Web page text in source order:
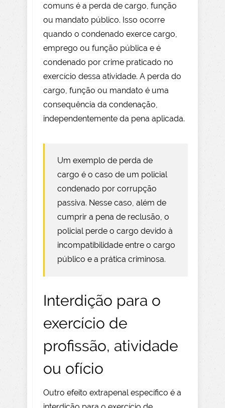
comuns é a perda de cargo, função
ou mandato público. Isso ocorre
quando o condenado exerce cargo,
emprego ou função pública e é
condenado por crime praticado no
exercício dessa atividade. A perda do
cargo, função ou mandato é uma
consequência da condenação,
independentemente da pena aplicada.
Um exemplo de perda de
cargo é o caso de um policial
condenado por corrupção
passiva. Nesse caso, além de
cumprir a pena de reclusão, o
policial perde o cargo devido à
incompatibilidade entre o cargo
público e a prática criminosa.
Interdição para o
exercício de
profissão, atividade
ou ofício
Outro efeito extrapenal específico é a